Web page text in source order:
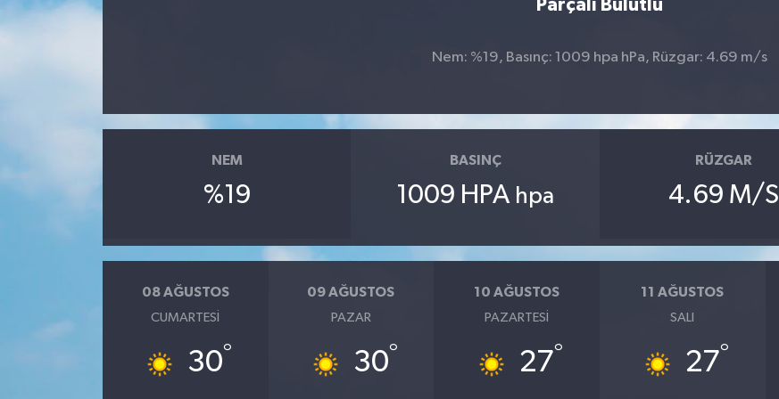
Parçalı Bulutlu
Nem: %19, Basınç: 1009 hpa hPa, Rüzgar: 4.69 m/s
NEM
%19
BASINÇ
1009 HPA hpa
RÜZGAR
4.69 M/S
08 AĞUSTOS
CUMARTESI
30°
09 AĞUSTOS
PAZAR
30°
10 AĞUSTOS
PAZARTESI
27°
11 AĞUSTOS
SALI
27°